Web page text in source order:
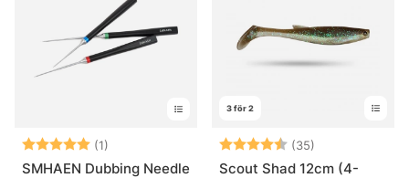
Betyg: (1)
5.0 utav 5 stjärnor
SMHAEN Dubbing Needle
3 för 2
Betyg: (35)
Scout Shad 12cm (4-